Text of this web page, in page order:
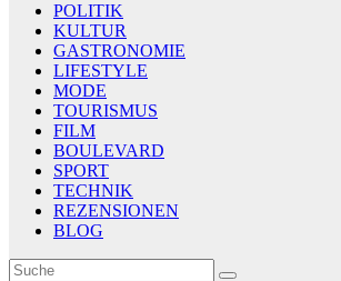
POLITIK
KULTUR
GASTRONOMIE
LIFESTYLE
MODE
TOURISMUS
FILM
BOULEVARD
SPORT
TECHNIK
REZENSIONEN
BLOG